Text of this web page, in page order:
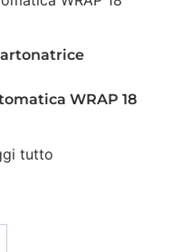
WRAP 18
tutto